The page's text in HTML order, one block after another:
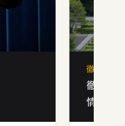
徹底解剖
徹底解
情報局」